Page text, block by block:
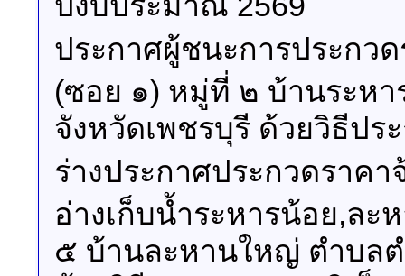
ประกาศผู้ชนะการประกว
(ซอย ๑) หมู่ที่ ๒ บ้านระห
จังหวัดเพชรบุรี ด้วยวิธีปร
ร่างประกาศประกวดราค
อ่างเก็บน้ำระหารน้อย,ล
๕ บ้านละหานใหญ่ ตำบลต